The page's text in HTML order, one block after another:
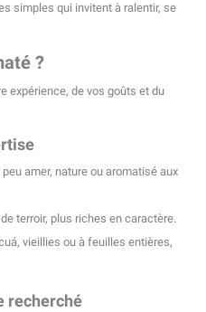
simples qui invitent à ralentir, se
?
expérience, de vos goûts et du
amer, nature ou aromatisé aux
terroir, plus riches en caractère.
vieillies ou à feuilles entières,
recherché